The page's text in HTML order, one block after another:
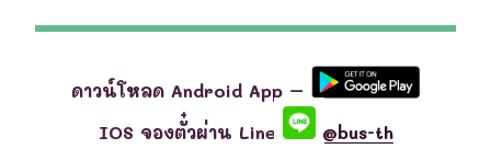
ดาวน์โหลด Android App –
IOS จองตั๋วผ่าน Line
@bus-th